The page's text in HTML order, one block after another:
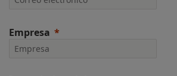
Empresa